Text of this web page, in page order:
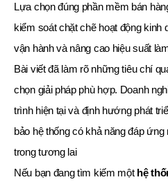
Lựa chọn đúng phần mềm bán
kiểm soát chặt chẽ hoạt động kinh
vận hành và nâng cao hiệu suất
Bài viết đã làm rõ những tiêu chí
chọn giải pháp phù hợp. Doanh
trình hiện tại và định hướng phát
bảo hệ thống có khả năng đáp
trong tương lai
Nếu bạn đang tìm kiếm một hệ